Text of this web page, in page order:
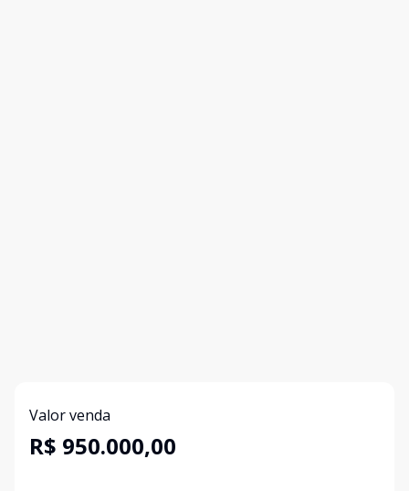
Valor venda
R$ 950.000,00